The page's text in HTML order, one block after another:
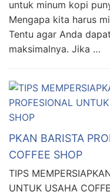
untuk minum kopi
Mengapa kita harus
Tentu agar Anda
maksimalnya. Jika …
PKAN BARISTA
COFFEE SHOP
TIPS
UNTUK USAHA